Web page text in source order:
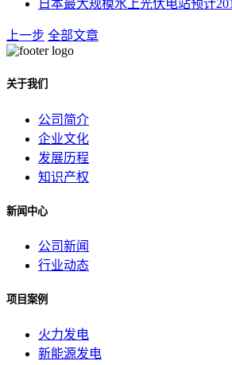
日本最大规模水上光伏电站预计
上一步 全部文章
关于我们
公司简介
企业文化
发展历程
知识产权
新闻中心
公司新闻
行业动态
项目案例
火力发电
新能源发电